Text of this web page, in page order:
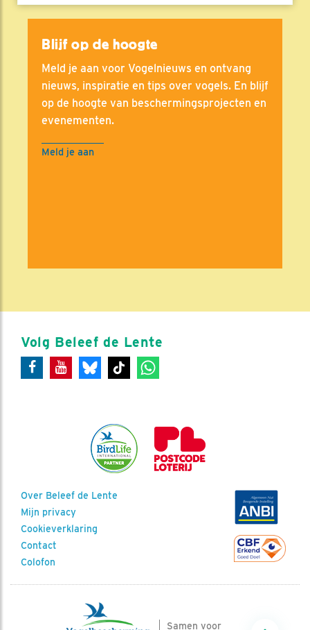
Blijf op de hoogte
Meld je aan voor Vogelnieuws en ontvang
nieuws, inspiratie en tips over vogels. En blijf
op de hoogte van beschermingsprojecten en
evenementen.
Meld je aan
Volg Beleef de Lente
Over Beleef de Lente
Mijn privacy
Cookieverklaring
Contact
Colofon
Samen voor